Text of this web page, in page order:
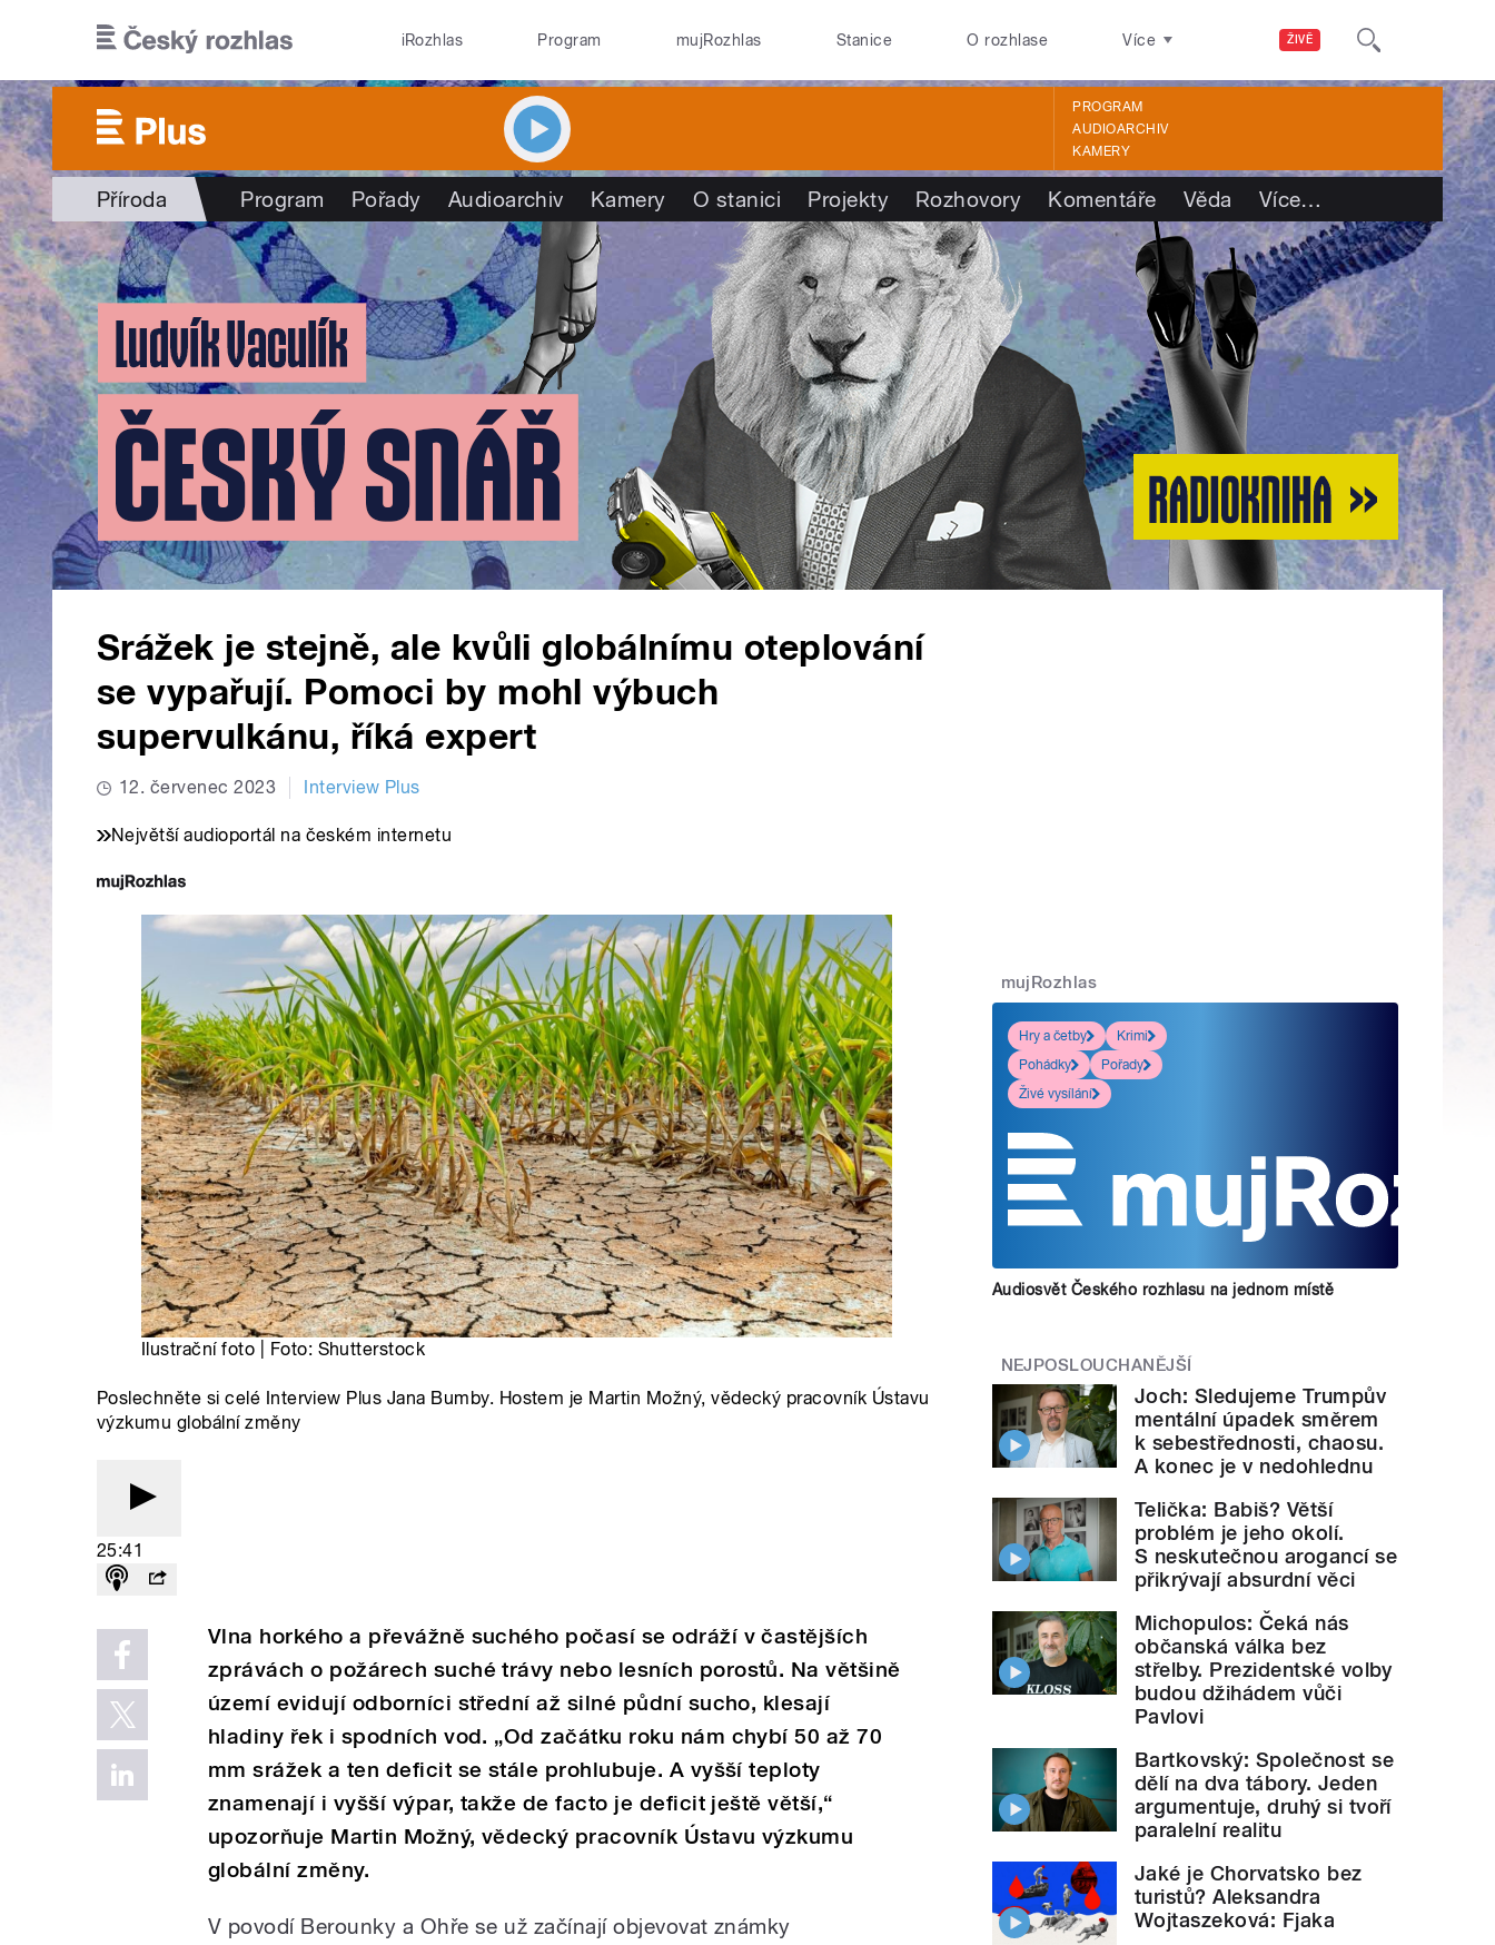
ŽIVĚ
iRozhlas Program mujRozhlas Stanice O rozhlase Více
PROGRAM
AUDIOARCHIV
KAMERY
Příroda Program Pořady Audioarchiv Kamery O stanici Projekty Rozhovory Komentáře Věda Více…
Srážek je stejně, ale kvůli globálnímu oteplování
se vypařují. Pomoci by mohl výbuch
supervulkánu, říká expert
12. červenec 2023 Interview Plus
Největší audioportál na českém internetu
Ilustrační foto | Foto: Shutterstock
Poslechněte si celé Interview Plus Jana Bumby. Hostem je Martin Možný, vědecký pracovník Ústavu
výzkumu globální změny
25:41
Vlna horkého a převážně suchého počasí se odráží v častějších
zprávách o požárech suché trávy nebo lesních porostů. Na většině
území evidují odborníci střední až silné půdní sucho, klesají
hladiny řek i spodních vod. „Od začátku roku nám chybí 50 až 70
mm srážek a ten deficit se stále prohlubuje. A vyšší teploty
znamenají i vyšší výpar, takže de facto je deficit ještě větší,“
upozorňuje Martin Možný, vědecký pracovník Ústavu výzkumu
globální změny.
V povodí Berounky a Ohře se už začínají objevovat známky
mujRozhlas
Hry a četby
Krimi
Pohádky
Pořady
Živé vysílání
Audiosvět Českého rozhlasu na jednom místě
NEJPOSLOUCHANĚJŠÍ
Joch: Sledujeme Trumpův
mentální úpadek směrem
k sebestřednosti, chaosu.
A konec je v nedohlednu
Telička: Babiš? Větší
problém je jeho okolí.
S neskutečnou arogancí se
přikrývají absurdní věci
Michopulos: Čeká nás
občanská válka bez
střelby. Prezidentské volby
budou džihádem vůči
Pavlovi
Bartkovský: Společnost se
dělí na dva tábory. Jeden
argumentuje, druhý si tvoří
paralelní realitu
Jaké je Chorvatsko bez
turistů? Aleksandra
Wojtaszeková: Fjaka